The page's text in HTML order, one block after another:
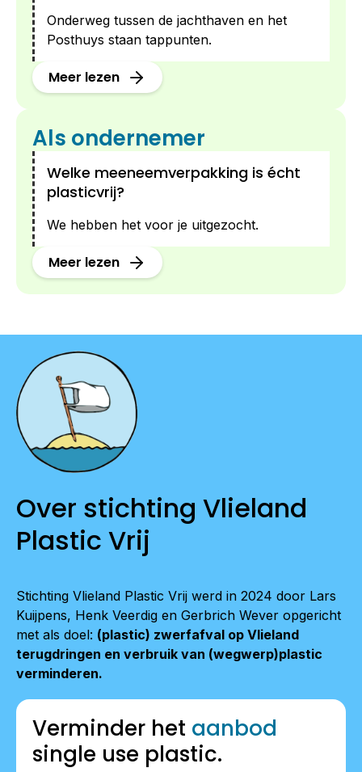
Onderweg tussen de jachthaven en het
Posthuys staan tappunten.
Meer lezen
Als ondernemer
Welke meeneemverpakking is écht
plasticvrij?
We hebben het voor je uitgezocht.
Meer lezen
Over stichting Vlieland
Plastic Vrij
Stichting Vlieland Plastic Vrij werd in 2024 door Lars
Kuijpens, Henk Veerdig en Gerbrich Wever opgericht
met als doel: (plastic) zwerfafval op Vlieland
terugdringen en verbruik van (wegwerp)plastic
verminderen.
Verminder het aanbod
single use plastic.